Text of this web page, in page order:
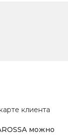
клиента
можно